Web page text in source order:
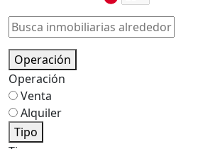
Operación
Operación
Venta
Alquiler
Tipo